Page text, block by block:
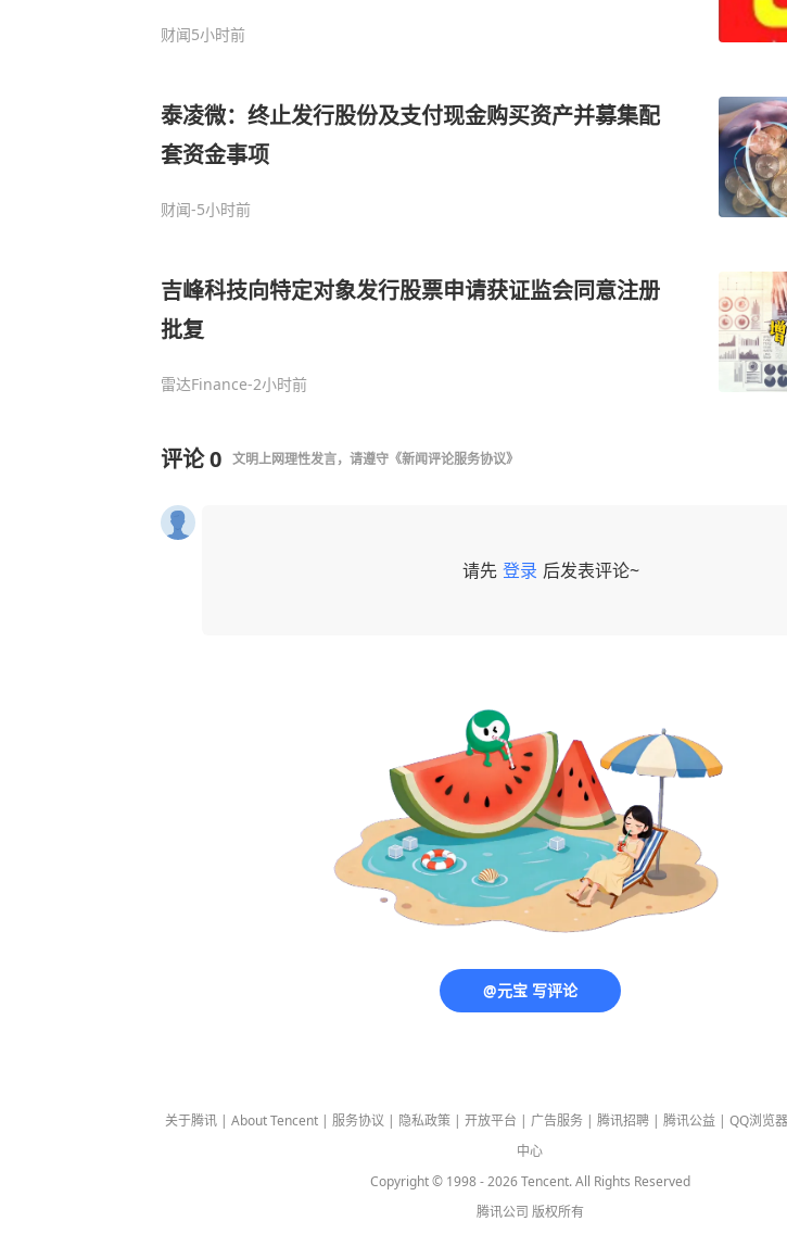
财闻5小时前
泰凌微：终止发行股份及支付现金购买资产并募集配
套资金事项
财闻-5小时前
吉峰科技向特定对象发行股票申请获证监会同意注册
批复
雷达Finance-2小时前
评论0 文明上网理性发言，请遵守 《新闻评论服务协议》
请先 登录 后发表评论~
@元宝 写评论
关于腾讯 | About Tencent | 服务协议 | 隐私政策 | 开放平台 | 广告服务 | 腾讯招聘 | 腾讯公益 | QQ浏览器
中心
Copyright © 1998 -2026Tencent. All Rights Reserved
腾讯公司 版权所有